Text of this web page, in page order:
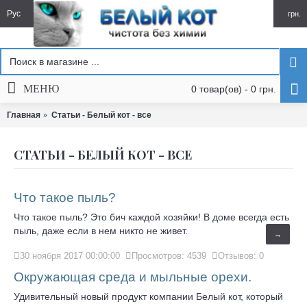
Рус грн.
0 товар(ов) - 0 грн.
МЕНЮ
Главная Статьи - Белый кот - все
СТАТЬИ - БЕЛЫЙ КОТ - ВСЕ
Что такое пыль?
Что такое пыль? Это бич каждой хозяйки! В доме всегда есть
пыль, даже если в нем никто не живет.
→
30 ноября 2017 00:00:00 Просмотров: 4539 Отзывов: 0
Окружающая среда и мыльные орехи.
Удивительный новый продукт компании Белый кот, который